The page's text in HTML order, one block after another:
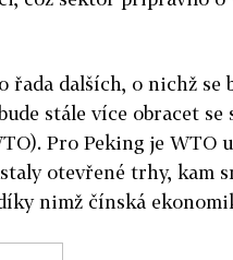
řada dalších, o nichž se
stále více obracet
Pro Peking je WTO
otevřené trhy, kam
nimž čínská